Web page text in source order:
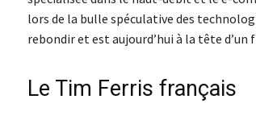
lors de la bulle spéculative des
rebondir et est aujourd’hui à la tête
Le Tim Ferris français